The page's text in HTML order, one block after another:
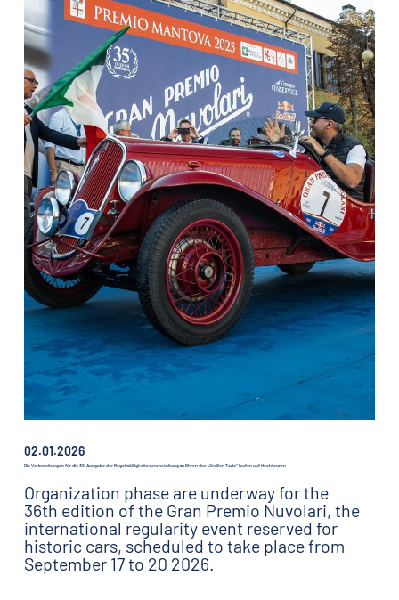
02.01.2026
Die Vorbereitungen für die 36. Ausgabe der Regelmäßigkeitsveranstaltung zu Ehren des „Großen Tazio” laufen auf Hochtouren
Organization phase are underway for the
36th edition of the Gran Premio Nuvolari, the
international regularity event reserved for
historic cars, scheduled to take place from
September 17 to 20 2026.